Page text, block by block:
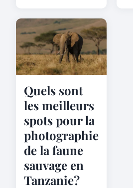
Quels sont
les meilleurs
spots pour la
photographie
de la faune
sauvage en
Tanzanie?